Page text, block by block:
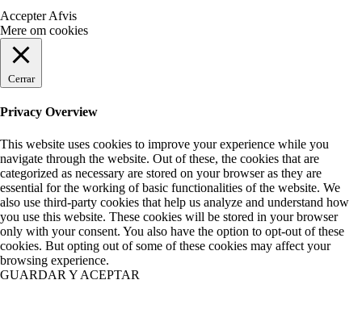
Accepter Afvis
Mere om cookies
Cerrar
Privacy Overview
This website uses cookies to improve your experience while you
navigate through the website. Out of these, the cookies that are
categorized as necessary are stored on your browser as they are
essential for the working of basic functionalities of the website. We
also use third-party cookies that help us analyze and understand how
you use this website. These cookies will be stored in your browser
only with your consent. You also have the option to opt-out of these
cookies. But opting out of some of these cookies may affect your
browsing experience.
GUARDAR Y ACEPTAR